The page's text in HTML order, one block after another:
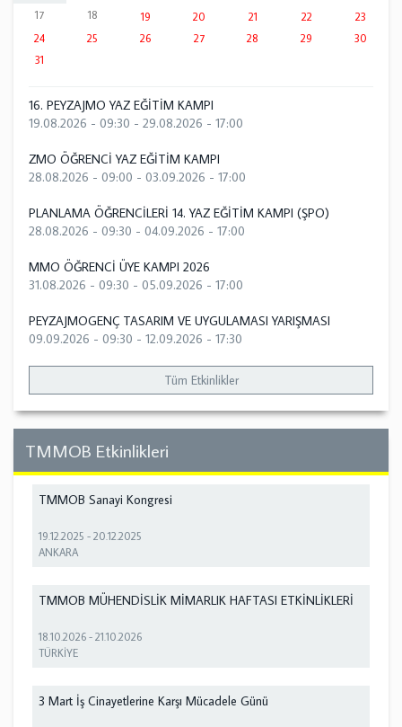
17
18 19 20 21 22
23
24
25 26 27 28 29
30
31
16. PEYZAJMO YAZ EĞİTİM KAMPI
19.08.2026 - 09:30 - 29.08.2026 - 17:00
ZMO ÖĞRENCİ YAZ EĞİTİM KAMPI
28.08.2026 - 09:00 - 03.09.2026 - 17:00
PLANLAMA ÖĞRENCİLERİ 14. YAZ EĞİTİM KAMPI (ŞPO)
28.08.2026 - 09:30 - 04.09.2026 - 17:00
MMO ÖĞRENCİ ÜYE KAMPI 2026
31.08.2026 - 09:30 - 05.09.2026 - 17:00
PEYZAJMOGENÇ TASARIM VE UYGULAMASI YARIŞMASI
09.09.2026 - 09:30 - 12.09.2026 - 17:30
Tüm Etkinlikler
TMMOB Etkinlikleri
TMMOB Sanayi Kongresi
19.12.2025 -20.12.2025
ANKARA
TMMOB MÜHENDİSLİK MİMARLIK HAFTASI ETKİNLİKLERİ
18.10.2026 -21.10.2026
TÜRKİYE
3 Mart İş Cinayetlerine Karşı Mücadele Günü